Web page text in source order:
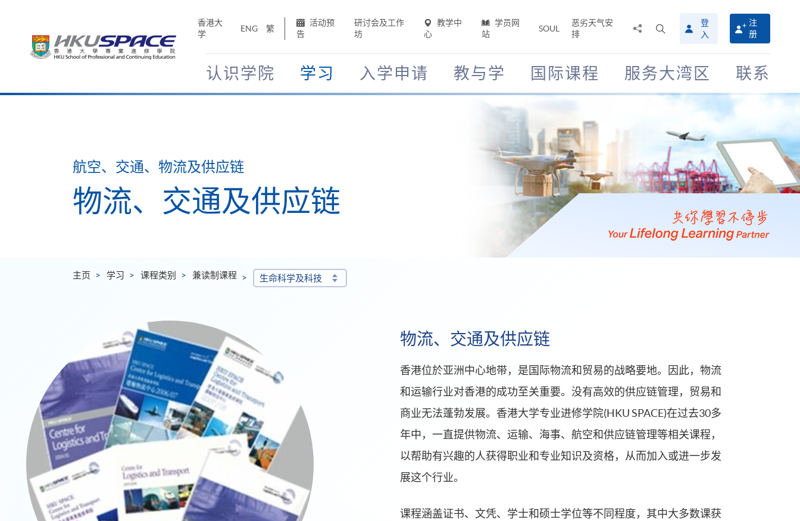
香港大
学
ENG 繁
活动预
告
研讨会及工作
坊
教学中
心
学员网
站
SOUL
恶劣天气安
排
搜
寻
介
面
登
入
注
册
认识学院 学习 入学申请 教与学 国际课程 服务大湾区 联系
Main
航空、交通、物流及供应链
物流、交通及供应链
主页 学习 课程类别 兼读制课程 生命科学及科技
物流、交通及供应链
香港位於亚洲中心地带，是国际物流和贸易的战略要地。因此，物流
和运输行业对香港的成功至关重要。没有高效的供应链管理，贸易和
商业无法蓬勃发展。香港大学专业进修学院(HKU SPACE)在过去30多
年中，一直提供物流、运输、海事、航空和供应链管理等相关课程，
以帮助有兴趣的人获得职业和专业知识及资格，从而加入或进一步发
展这个行业。
课程涵盖证书、文凭、学士和硕士学位等不同程度，其中大多数课获